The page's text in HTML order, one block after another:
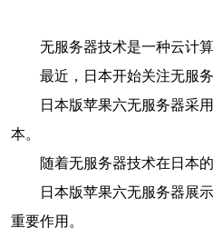
无服务器技术是一种云计
最近，日本开始关注无服
日本版苹果六无服务器采
本。
随着无服务器技术在日本
日本版苹果六无服务器展
重要作用。